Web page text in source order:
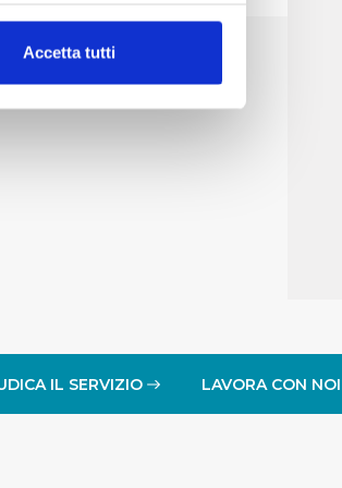
(impronte
Accetta tutti
IL SERVIZIO LAVORA CON NOI